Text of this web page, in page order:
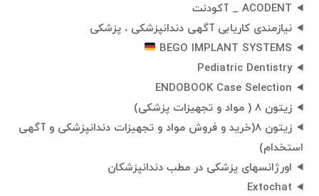
ACODENT _ آکودنت
نیازمندی کاریابی آگهی دندانپزشکی ، پزشکی
BEGO IMPLANT SYSTEMS
Pediatric Dentistry
ENDOBOOK Case Selection
زیتون 8 ( مواد و تجهیزات پزشکی)
زیتون 8(خرید و فروش مواد و تجهیزات دندانپزشکی و آگهی
استخدام)
اورژانسهای پزشکی در مطب دندانپزشکان
Extochat